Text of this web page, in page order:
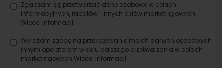
Zgadzam się przetwarzać dane osobowe w celach
informacyjnych, rabatów i innych celów marketingowych.
Więcej informacji.
Wyrażam zgodę na przekazywanie moich danych osobowych
innym operatorom w celu dalszego przetwarzania w celach
marketingowych.Więcej informacji.